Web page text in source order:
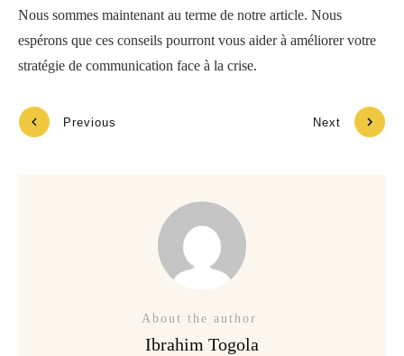
Nous sommes maintenant au terme de notre article. Nous
espérons que ces conseils pourront vous aider à améliorer votre
stratégie de communication face à la crise.
Previous Next
About the author
Ibrahim Togola